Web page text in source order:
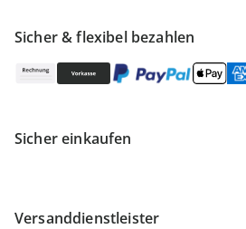
Sicher & flexibel bezahlen
Sicher einkaufen
Versanddienstleister